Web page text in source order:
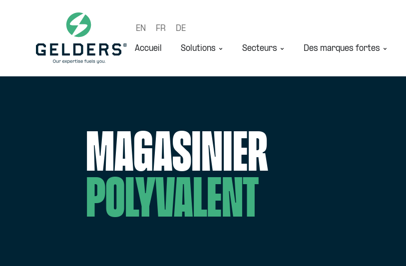
EN FR DE
Accueil Solutions Secteurs Des marques fortes
Magasinier
polyvalent